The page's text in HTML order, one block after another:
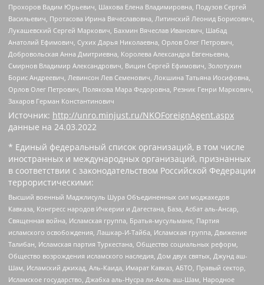
Прохоров Вадим Юрьевич, Шахова Елена Владимировна, Подузов Сергей
Васильевич, Протасова Ирина Вячеславовна, Литинский Леонид Борисович,
Лукашевский Сергей Маркович, Бахмин Вячеслав Иванович, Шабад
Анатолий Ефимович, Сухих Дарья Николаевна, Орлов Олег Петрович,
Добровольская Анна Дмитриевна, Королева Александра Евгеньевна,
Смирнов Владимир Александрович, Вицин Сергей Ефимович, Золотухин
Борис Андреевич, Левинсон Лев Семенович, Локшина Татьяна Иосифовна,
Орлов Олег Петрович, Полякова Мара Федоровна, Резник Генри Маркович,
Захаров Герман Константинович
Источник: http://unro.minjust.ru/NKOForeignAgent.aspx
данные на 24.03.2022
* Единый федеральный список организаций, в том числе
иностранных и международных организаций, признанных
в соответствии с законодательством Российской Федерации
террористическими:
Высший военный Маджлисуль Шура Объединенных сил моджахедов
Кавказа, Конгресс народов Ичкерии и Дагестана, База, Асбат аль-Ансар,
Священная война, Исламская группа, Братья-мусульмане, Партия
исламского освобождения, Лашкар-И-Тайба, Исламская группа, Движение
Талибан, Исламская партия Туркестана, Общество социальных реформ,
Общество возрождения исламского наследия, Дом двух святых, Джунд аш-
Шам, Исламский джихад, Аль-Каида, Имарат Кавказ, АБТО, Правый сектор,
Исламское государство, Джабха аль-Нусра ли-Ахль аш-Шам, Народное